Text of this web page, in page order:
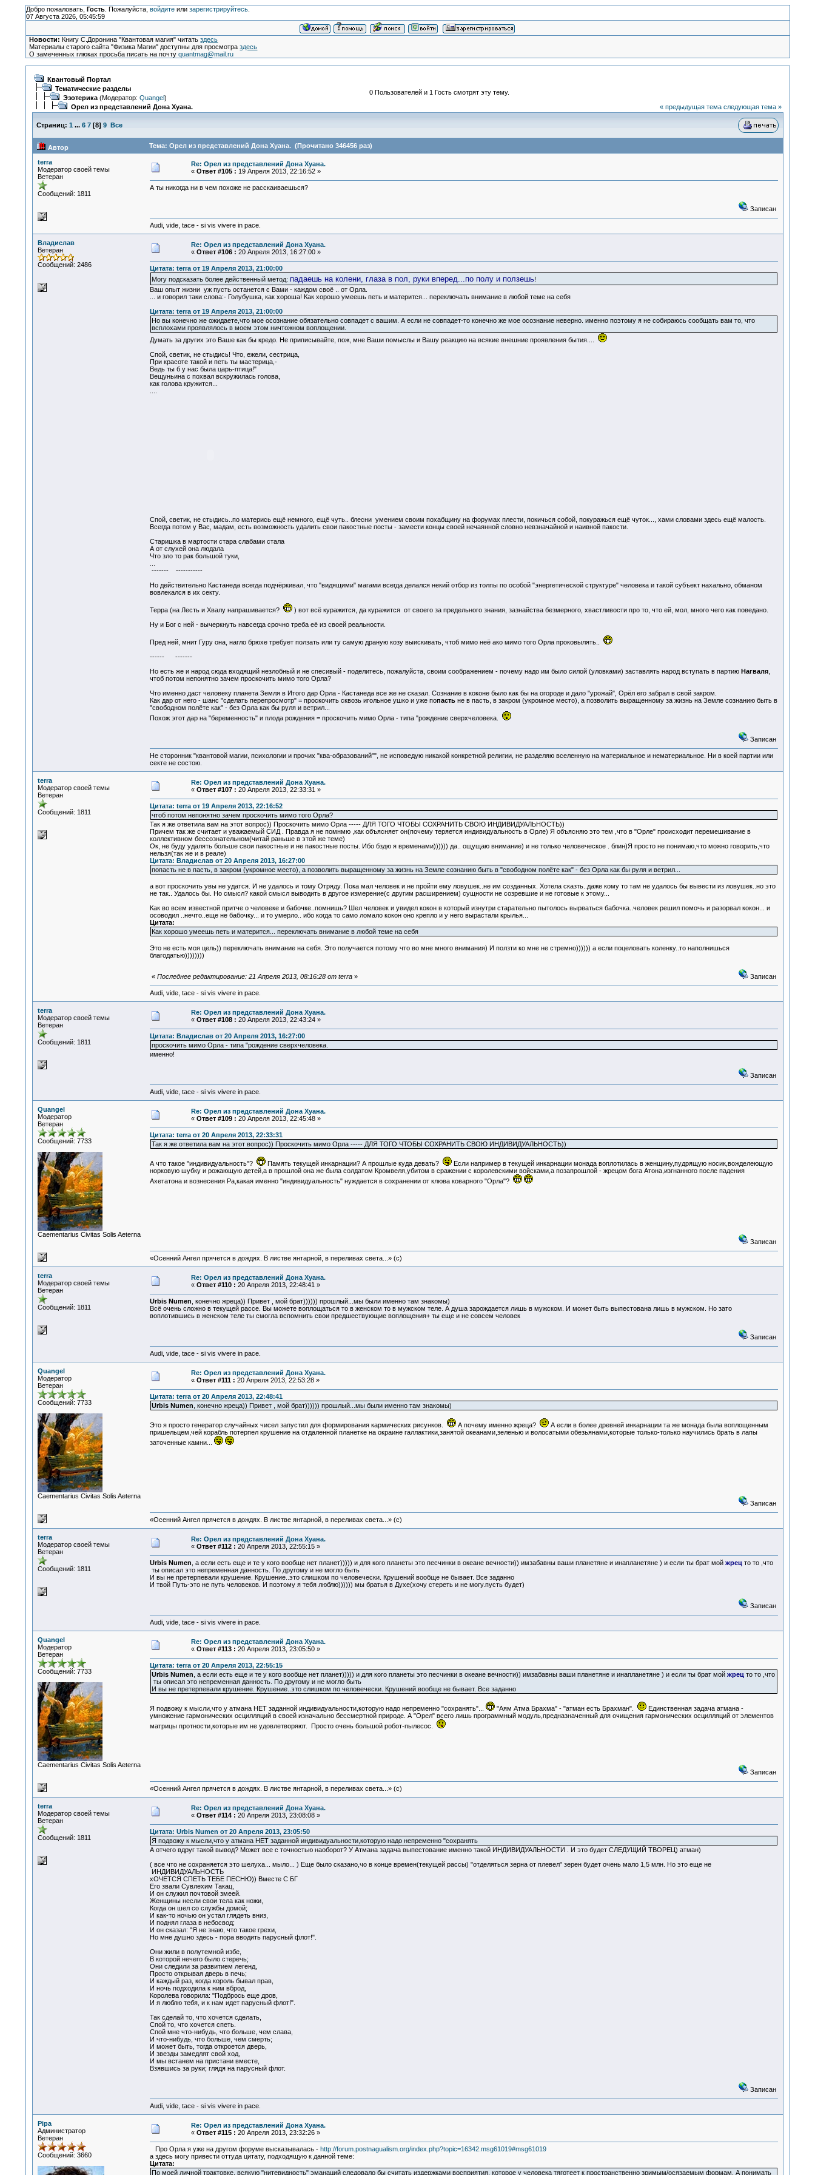
Добро пожаловать, Гость. Пожалуйста, войдитеили зарегистрируйтесь.
07 Августа 2026, 05:45:59
Новости: Книгу С.Доронина "Квантовая магия" читатьздесь
Материалы старого сайта "Физика Магии" доступны для просмотраздесь
О замеченных глюках просьба писать на почтуquantmag@mail.ru
Квантовый Портал
Тематические разделы
Эзотерика(Модератор: Quangel)
Орел из представлений Дона Хуана.
0 Пользователей и 1 Гость смотрят эту тему.
« предыдущая тема следующая тема »
Страниц: 1 ... 6 7[8] 9 Все
Автор Тема: Орел из представлений Дона Хуана. (Прочитано 346456 раз)
terra
Модератор своей темы
Ветеран
Сообщений: 1811
Re: Орел из представлений Дона Хуана.
« Ответ #105 : 19 Апреля 2013, 22:16:52 »
А ты никогда ни в чем похоже не расскаиваешься?
Записан
Audi, vide, tace - si vis vivere in pace.
Владислав
Ветеран
Сообщений: 2486
Re: Орел из представлений Дона Хуана.
« Ответ #106 : 20 Апреля 2013, 16:27:00 »
Цитата: terra от 19 Апреля 2013, 21:00:00
Могу подсказать более действенный метод: падаешь на колени, глаза в пол, руки вперед...по полу и ползешь!
Ваш опыт жизни уж пусть останется с Вами - каждом своё .. от Орла.
... и говорил таки слова:- Голубушка, как хороша! Как хорошо умеешь петь и матерится... переключать внимание в любой теме на себя
Цитата: terra от 19 Апреля 2013, 21:00:00
Но вы конечно же ожидаете,что мое осознание обязательно совпадет с вашим. А если не совпадет-то конечно же мое осознание неверно. именно поэтому я не собираюсь сообщать вам то, что
всплохами проявлялось в моем этом ничтожном воплощении.
Думать за других это Ваше как бы кредо. Не приписывайте, пож, мне Ваши помыслы и Вашу реакцию на всякие внешние проявления бытия....
Спой, светик, не стыдись! Что, ежели, сестрица,
При красоте такой и петь ты мастерица,-
Ведь ты б у нас была царь-птица!"
Вещуньина с похвал вскружилась голова,
как голова кружится...
Спой, светик, не стыдись..по матерись ещё немного, ещё чуть.. блесни умением своим похабщину на форумах плести, покичься собой, покуражься ещё чуток..., хами словами здесь ещё малость.
Всегда потом у Вас, мадам, есть возможность удалить свои пакостные посты - замести концы своей нечаянной словно невзначайной и наивной пакости.
Старишка в мартости стара слабами стала
А от слухей она людала
Что зло то рак большой туки,
------- -----------
Но действительно Кастанеда всегда подчёркивал, что "видящими" магами всегда делался некий отбор из толпы по особой "энергетической структуре" человека и такой субъект нахально, обманом
вовлекался в их секту.
Терра (на Лесть и Хвалу напрашивается?
) вот всё куражится, да куражится от своего за предельного знания, зазнайства безмерного, хвастливости про то, что ей, мол, много чего как поведано.
Ну и Бог с ней - вычеркнуть навсегда срочно треба её из своей реальности.
Пред ней, мнит Гуру она, нагло брюхе требует ползать или ту самую драную козу выискивать, чтоб мимо неё ако мимо того Орла проковылять..
------ -------
Но есть же и народ сюда входящий незлобный и не спесивый - поделитесь, пожалуйста, своим соображением - почему надо им было силой (уловками) заставлять народ вступать в партию Нагваля,
чтоб потом непонятно зачем проскочить мимо того Орла?
Что именно даст человеку планета Земля в Итого дар Орла - Кастанеда все же не сказал. Сознание в коконе было как бы на огороде и дало "урожай", Орёл его забрал в свой закром.
Как дар от него - шанс "сделать перепросмотр" = проскочить сквозь игольное ушко и уже попастьне в пасть, в закром (укромное место), а позволить выращенному за жизнь на Земле сознанию быть в
"свободном полёте как" - без Орла как бы руля и ветрил...
Похож этот дар на "беременность" и плода рождения = проскочить мимо Орла - типа "рождение сверхчеловека.
Записан
Не сторонник "квантовой магии, психологии и прочих "ква-образований"", не исповедую никакой конкретной религии, не разделяю вселенную на материальное и нематериальное. Ни в коей партии или
секте не состою.
terra
Модератор своей темы
Ветеран
Сообщений: 1811
Re: Орел из представлений Дона Хуана.
« Ответ #107 : 20 Апреля 2013, 22:33:31 »
Цитата: terra от 19 Апреля 2013, 22:16:52
чтоб потом непонятно зачем проскочить мимо того Орла?
Так я же ответила вам на этот вопрос)) Проскочить мимо Орла ----- ДЛЯ ТОГО ЧТОБЫ СОХРАНИТЬ СВОЮ ИНДИВИДУАЛЬНОСТЬ))
Причем так же считает и уважаемый СИД . Правда я не помнмю ,как объясняет он(почему теряется индивидуальность в Орле) Я объясняю это тем ,что в "Орле" происходит перемешивание в
коллективном бессознательном(читай раньше в этой же теме)
Ок, не буду удалять больше свои пакостные и не пакостные посты. Ибо бздю я временами)))))) да.. ощущаю внимание) и не только человеческое . блин)Я просто не понимаю,что можно говорить,что
нельзя(так же и в реале)
Цитата: Владислав от 20 Апреля 2013, 16:27:00
попасть не в пасть, в закром (укромное место), а позволить выращенному за жизнь на Земле сознанию быть в "свободном полёте как" - без Орла как бы руля и ветрил...
а вот проскочить увы не удатся. И не удалось и тому Отряду. Пока мал человек и не пройти ему ловушек..не им созданных. Хотела сказть..даже кому то там не удалось бы вывести из ловушек..но это
не так.. Удалось бы. Но смысл? какой смысл выводить в другое измерение(с другим расширением) сущности не созревшие и не готовые к этому...
Как во всем известной притче о человеке и бабочке..помнишь? Шел человек и увидел кокон в который изнутри старательно пытолось вырваться бабочка..человек решил помочь и разорвал кокон... и
осоводил ..нечто..еще не бабочку... и то умерло.. ибо когда то само ломало кокон оно крепло и у него вырастали крылья...
Цитата:
Как хорошо умеешь петь и матерится... переключать внимание в любой теме на себя
Это не есть моя цель)) переключать внимание на себя. Это получается потому что во мне много внимания) И ползти ко мне не стремно)))))) а если поцеловать коленку..то наполнишься
благодатью))))))))
« Последнее редактирование: 21 Апреля 2013, 08:16:28 от terra» Записан
Audi, vide, tace - si vis vivere in pace.
terra
Модератор своей темы
Ветеран
Сообщений: 1811
Re: Орел из представлений Дона Хуана.
« Ответ #108 : 20 Апреля 2013, 22:43:24 »
Цитата: Владислав от 20 Апреля 2013, 16:27:00
проскочить мимо Орла - типа "рождение сверхчеловека.
именно!
Записан
Audi, vide, tace - si vis vivere in pace.
Quangel
Модератор
Ветеран
Сообщений: 7733
Сaementarius Civitas Solis Aeterna
Re: Орел из представлений Дона Хуана.
« Ответ #109 : 20 Апреля 2013, 22:45:48 »
Цитата: terra от 20 Апреля 2013, 22:33:31
Так я же ответила вам на этот вопрос)) Проскочить мимо Орла ----- ДЛЯ ТОГО ЧТОБЫ СОХРАНИТЬ СВОЮ ИНДИВИДУАЛЬНОСТЬ))
А что такое "индивидуальность"? Память текущей инкарнации? А прошлые куда девать?
Если например в текущей инкарнации монада воплотилась в женщину,пудрящую носик,вожделеющую
норковую шубку и рожающую детей,а в прошлой она же была солдатом Кромвеля,убитом в сражении с королевскими войсками,а позапрошлой - жрецом бога Атона,изгнанного после падения
Ахетатона и вознесения Ра,какая именно "индивидуальность" нуждается в сохранении от клюва коварного "Орла"?
Записан
«Осенний Ангел прячется в дождях. В листве янтарной, в переливах света...» (c)
terra
Модератор своей темы
Ветеран
Сообщений: 1811
Re: Орел из представлений Дона Хуана.
« Ответ #110 : 20 Апреля 2013, 22:48:41 »
Urbis Numen , конечно жреца)) Привет , мой брат)))))) прошлый...мы были именно там знакомы)
Всё очень сложно в текущей рассе. Вы можете воплощаться то в женском то в мужском теле. А душа зарождается лишь в мужском. И может быть выпестована лишь в мужском. Но зато
воплотившись в женском теле ты смогла вспомнить свои предшествующие воплощения+ ты еще и не совсем человек
Записан
Audi, vide, tace - si vis vivere in pace.
Quangel
Модератор
Ветеран
Сообщений: 7733
Сaementarius Civitas Solis Aeterna
Re: Орел из представлений Дона Хуана.
« Ответ #111 : 20 Апреля 2013, 22:53:28 »
Цитата: terra от 20 Апреля 2013, 22:48:41
Urbis Numen , конечно жреца)) Привет , мой брат)))))) прошлый...мы были именно там знакомы)
Это я просто генератор случайных чисел запустил для формирования кармических рисунков. А почему именно жреца?
А если в более древней инкарнации та же монада была воплощенным
пришельцем,чей корабль потерпел крушение на отдаленной планетке на окраине галлактики,занятой океанами,зеленью и волосатыми обезьянами,которые только-только научились брать в лапы
заточенные камни...
Записан
«Осенний Ангел прячется в дождях. В листве янтарной, в переливах света...» (c)
terra
Модератор своей темы
Ветеран
Сообщений: 1811
Re: Орел из представлений Дона Хуана.
« Ответ #112 : 20 Апреля 2013, 22:55:15 »
Urbis Numen , а если есть еще и те у кого вообще нет планет))))) и для кого планеты это песчинки в океане вечности)) имзабавны ваши планетяне и инапланетяне ) и если ты брат мой жрец то то ,что
ты описал это непременная данность. По другому и не могло быть
И вы не претерпевали крушение. Крушение..это слишком по человечески. Крушений вообще не бывает. Все заданно
И твой Путь-это не путь человеков. И поэтому я тебя люблю)))))) мы братья в Духе(хочу стереть и не могу.пусть будет)
Записан
Audi, vide, tace - si vis vivere in pace.
Quangel
Модератор
Ветеран
Сообщений: 7733
Сaementarius Civitas Solis Aeterna
Re: Орел из представлений Дона Хуана.
« Ответ #113 : 20 Апреля 2013, 23:05:50 »
Цитата: terra от 20 Апреля 2013, 22:55:15
Urbis Numen , а если есть еще и те у кого вообще нет планет))))) и для кого планеты это песчинки в океане вечности)) имзабавны ваши планетяне и инапланетяне ) и если ты брат мой жрец то то ,что
ты описал это непременная данность. По другому и не могло быть
И вы не претерпевали крушение. Крушение..это слишком по человечески. Крушений вообще не бывает. Все заданно
Я подвожу к мысли,что у атмана НЕТ заданной индивидуальности,которую надо непременно "сохранять"... "Аям Атма Брахма" - "атман есть Брахман".
Единственная задача атмана -
умножение гармонических осцилляций в своей изначально бессмертной природе. А "Орел" всего лишь программный модуль,предназначенный для очищения гармонических осцилляций от элементов
матрицы протности,которые им не удовлетворяют. Просто очень большой робот-пылесос.
Записан
«Осенний Ангел прячется в дождях. В листве янтарной, в переливах света...» (c)
terra
Модератор своей темы
Ветеран
Сообщений: 1811
Re: Орел из представлений Дона Хуана.
« Ответ #114 : 20 Апреля 2013, 23:08:08 »
Цитата: Urbis Numen от 20 Апреля 2013, 23:05:50
Я подвожу к мысли,что у атмана НЕТ заданной индивидуальности,которую надо непременно "сохранять
А отчего вдруг такой вывод? Может все с точностью наоборот? У Атмана задача выпестование именно такой ИНДИВИДУАЛЬНОСТИ . И это будет СЛЕДУЩИЙ ТВОРЕЦ) атман)
( все что не сохраняется это шелуха... мыло... ) Еще было сказано,чо в конце времен(текущей рассы) "отделяться зерна от плевел" зерен будет очень мало 1,5 млн. Но это еще не
ИНДИВИДУАЛЬНОСТЬ
хОЧЕТСЯ СПЕТЬ ТЕБЕ ПЕСНЮ)) Вместе С БГ
Его звали Сувлехим Такац,
И он служил почтовой змеей.
Женщины несли свои тела как ножи,
Когда он шел со службы домой;
И как-то ночью он устал глядеть вниз,
И поднял глаза в небосвод;
И он сказал: "Я не знаю, что такое грехи,
Но мне душно здесь - пора вводить парусный флот!".
Они жили в полутемной избе,
В которой нечего было стеречь;
Они следили за развитием легенд,
Просто открывая дверь в печь;
И каждый раз, когда король бывал прав,
И ночь подходила к ним вброд,
Королева говорила: "Подбрось еще дров,
И я люблю тебя, и к нам идет парусный флот!".
Так сделай то, что хочется сделать,
Спой то, что хочется спеть.
Спой мне что-нибудь, что больше, чем слава,
И что-нибудь, что больше, чем смерть;
И может быть, тогда откроется дверь,
И звезды замедлят свой ход,
И мы встанем на пристани вместе,
Взявшись за руки; глядя на парусный флот.
Записан
Audi, vide, tace - si vis vivere in pace.
Pipa
Администратор
Ветеран
Сообщений: 3660
Re: Орел из представлений Дона Хуана.
« Ответ #115 : 20 Апреля 2013, 23:32:26 »
Про Орла я уже на другом форуме высказывалась - http://forum.postnagualism.org/index.php?topic=16342.msg61019#msg61019
а здесь могу привести оттуда цитату, подходящую к данной теме:
Цитата:
По моей личной трактовке, всякую "нитевидность" эманаций следовало бы считать издержками восприятия, которое у человека тяготеет к пространственно зримым/осязаемым формам. А понимать